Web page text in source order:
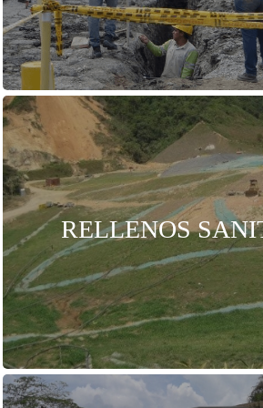
RELLENOS
Rellenos Sanitarios
Operación de rellenos sanitarios,
acceso, vasos y obras
Projectos ejecutados